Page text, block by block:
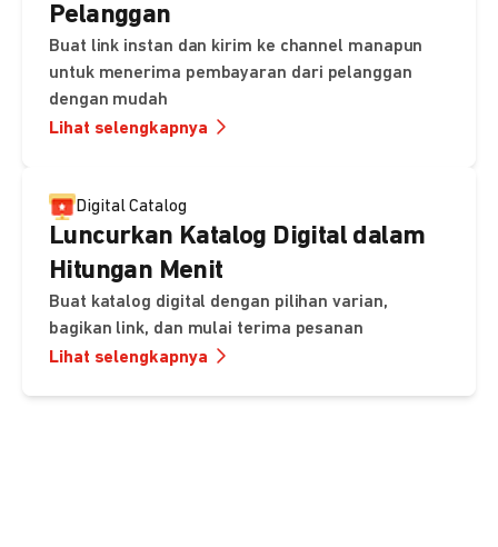
Pelanggan
Buat link instan dan kirim ke channel manapun
untuk menerima pembayaran dari pelanggan
dengan mudah
Lihat selengkapnya
Digital Catalog
Luncurkan Katalog Digital dalam
Hitungan Menit
Buat katalog digital dengan pilihan varian,
bagikan link, dan mulai terima pesanan
Lihat selengkapnya